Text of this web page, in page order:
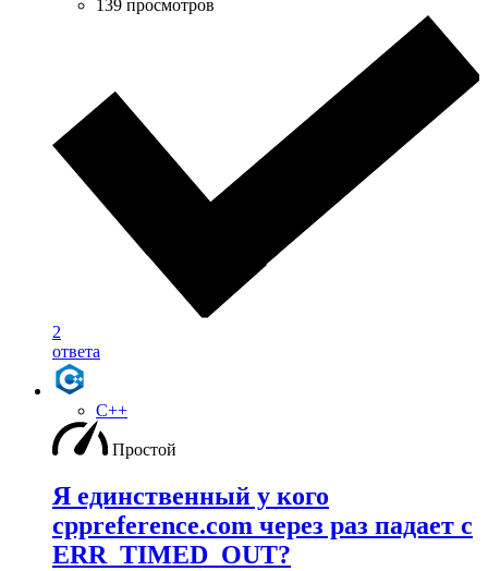
139 просмотров
2
ответа
C++
Простой
Я единственный у кого
cppreference.com через раз падает с
ERR_TIMED_OUT?